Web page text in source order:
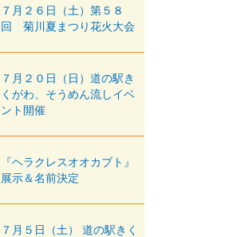
７月２６日（土）第５８
回 菊川夏まつり花火大会
７月２０日（日）道の駅き
くがわ、そうめん流しイベ
ント開催
『ヘラクレスオオカブト』
展示＆名前決定
７月５日（土） 道の駅きく